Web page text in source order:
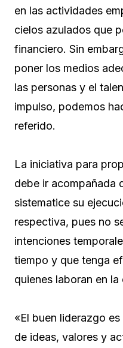
en las actividades
cielos azulados que
financiero. Sin
poner los medios
las personas y el
impulso, podemos
referido.
La iniciativa para
debe ir acompañada
sistematice su
respectiva, pues no
intenciones
tiempo y que tenga
quienes laboran en la
«El buen liderazgo
de ideas, valores y